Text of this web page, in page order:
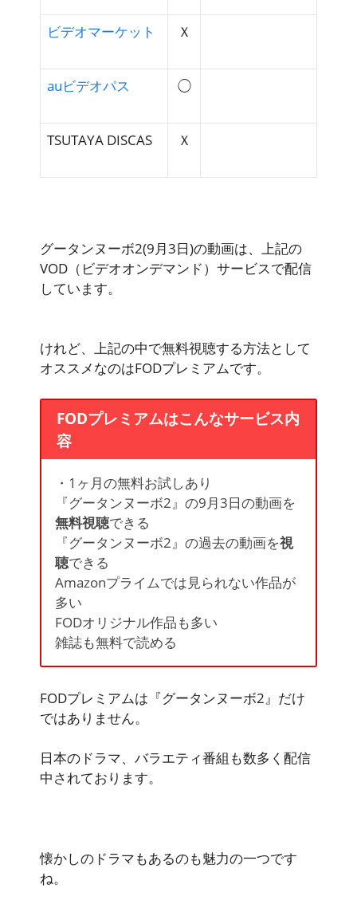
ビデオマーケット Ｘ
auビデオパス ◯
TSUTAYA DISCAS Ｘ
グータンヌーボ2(9月3日)の動画は、上記の
VOD（ビデオオンデマンド）サービスで配信
しています。
けれど、上記の中で無料視聴する方法として
オススメなのはFODプレミアムです。
FODプレミアムはこんなサービス内
容
・1ヶ月の無料お試しあり
『グータンヌーボ2』の9月3日の動画を
無料視聴できる
『グータンヌーボ2』の過去の動画を視
聴できる
Amazonプライムでは見られない作品が
多い
FODオリジナル作品も多い
雑誌も無料で読める
FODプレミアムは 『グータンヌーボ2』 だけ
ではありません。
日本のドラマ、バラエティ番組も数多く配信
中されております。
懐かしのドラマもあるのも魅力の一つです
ね。